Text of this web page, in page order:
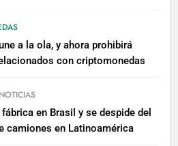
a la ola, y ahora prohibirá
con criptomonedas
NOTICIAS
en Brasil y se despide del
camiones en Latinoamérica